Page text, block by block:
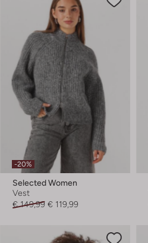
-20%
Selected Women
Vest
€ 149,99 € 119,99